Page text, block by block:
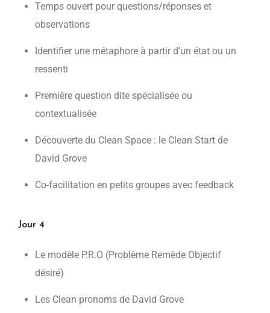
Temps ouvert pour questions/réponses et
observations
Identifier une métaphore à partir d’un état ou un
ressenti
Première question dite spécialisée ou
contextualisée
Découverte du Clean Space : le Clean Start de
David Grove
Co-facilitation en petits groupes avec feedback
Jour 4
Le modèle P.R.O (Problème Remède Objectif
désiré)
Les Clean pronoms de David Grove